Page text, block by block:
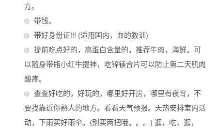
方。
带钱。
带好身份证!!! (适用国内，血的教训)
提前吃点好的，高蛋白含量的。推荐牛肉，海鲜。可
以随身带瓶小红牛提神，吃锌镁合片可以防止第二天肌肉
酸疼。
查查好吃的，好玩的，哪里好开房，哪里有夜宵，不
要找靠近你熟人的地方。看看天气预报。天热安排室内活
动，下雨买好雨伞。(别买两把哦。。。) 逛，吃，逛，